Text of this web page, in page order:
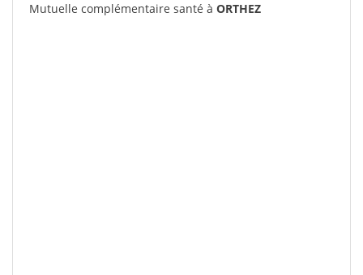
Mutuelle complémentaire santé à ORTHEZ